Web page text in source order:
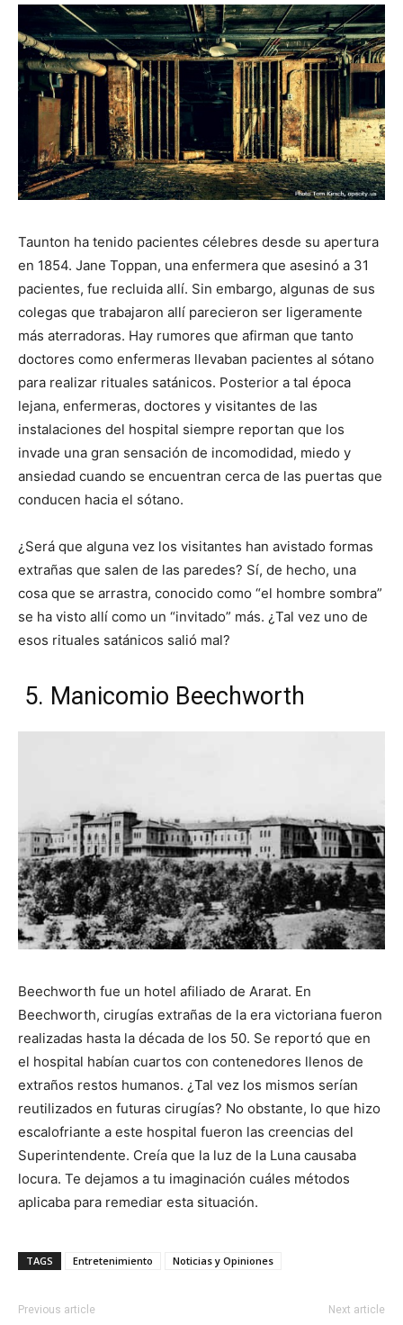
Taunton ha tenido pacientes célebres desde su apertura
en 1854. Jane Toppan, una enfermera que asesinó a 31
pacientes, fue recluida allí. Sin embargo, algunas de sus
colegas que trabajaron allí parecieron ser ligeramente
más aterradoras. Hay rumores que afirman que tanto
doctores como enfermeras llevaban pacientes al sótano
para realizar rituales satánicos. Posterior a tal época
lejana, enfermeras, doctores y visitantes de las
instalaciones del hospital siempre reportan que los
invade una gran sensación de incomodidad, miedo y
ansiedad cuando se encuentran cerca de las puertas que
conducen hacia el sótano.
¿Será que alguna vez los visitantes han avistado formas
extrañas que salen de las paredes? Sí, de hecho, una
cosa que se arrastra, conocido como “el hombre sombra”
se ha visto allí como un “invitado” más. ¿Tal vez uno de
esos rituales satánicos salió mal?
5. Manicomio Beechworth
Beechworth fue un hotel afiliado de Ararat. En
Beechworth, cirugías extrañas de la era victoriana fueron
realizadas hasta la década de los 50. Se reportó que en
el hospital habían cuartos con contenedores llenos de
extraños restos humanos. ¿Tal vez los mismos serían
reutilizados en futuras cirugías? No obstante, lo que hizo
escalofriante a este hospital fueron las creencias del
Superintendente. Creía que la luz de la Luna causaba
locura. Te dejamos a tu imaginación cuáles métodos
aplicaba para remediar esta situación.
TAGS Entretenimiento Noticias y Opiniones
Previous article Next article